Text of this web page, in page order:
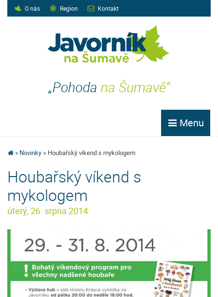
O nás Region Kontakt
„Pohoda na Šumavě“
Menu
Novinky Houbařský víkend s mykologem
Houbařský víkend s
mykologem
úterý, 26. srpna 2014